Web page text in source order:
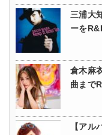
三浦大
ーを
倉木麻
曲まで
【アル